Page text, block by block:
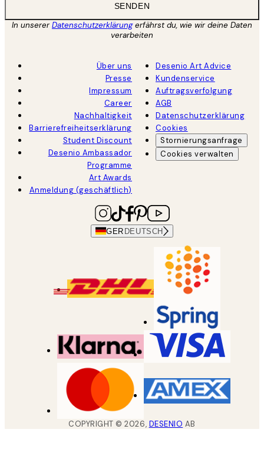
SENDEN
In unsererDatenschutzerklärungerfährst du, wie wir deine Daten
verarbeiten
Über uns
Presse
Impressum
Career
Nachhaltigkeit
Barrierefreiheitserklärung
Student Discount
Desenio Ambassador
Programme
Art Awards
Anmeldung (geschäftlich)
Desenio Art Advice
Kundenservice
Auftragsverfolgung
AGB
Datenschutzerklärung
Cookies
Stornierungsanfrage
Cookies verwalten
GER DEUTSCH
COPYRIGHT ©2026, DESENIO AB